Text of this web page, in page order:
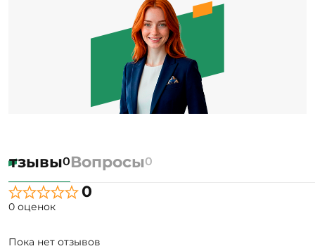
0Вопросы0
0
0 оценок
Пока нет отзывов